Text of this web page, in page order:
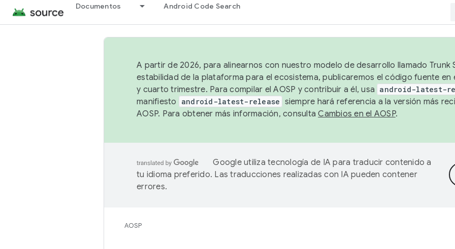
Documentos Android Code Search
A partir de 2026, para alinearnos con nuestro modelo de desarrollo llamado Trunk
estabilidad de la plataforma para el ecosistema, publicaremos el código fuente en
y cuarto trimestre. Para compilar el AOSP y contribuir a él, usa android-latest-
manifiesto
android-latest-release siempre hará referencia a la versión más
AOSP. Para obtener más información, consultaCambios en el AOSP.
Google utiliza tecnología de IA para traducir contenido a
tu idioma preferido. Las traducciones realizadas con IA pueden contener
errores.
AOSP